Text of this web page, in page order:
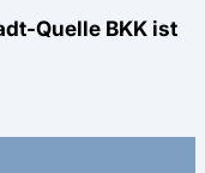
Quelle BKK ist